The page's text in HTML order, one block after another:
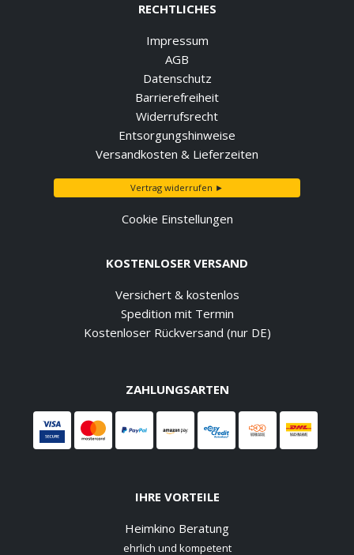
RECHTLICHES
Impressum
AGB
Datenschutz
Barrierefreiheit
Widerrufsrecht
Entsorgungshinweise
Versandkosten & Lieferzeiten
Vertrag widerrufen ►
Cookie Einstellungen
KOSTENLOSER VERSAND
Versichert & kostenlos
Spedition mit Termin
Kostenloser Rückversand (nur DE)
ZAHLUNGSARTEN
IHRE VORTEILE
Heimkino Beratung
ehrlich und kompetent